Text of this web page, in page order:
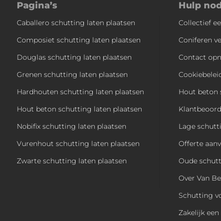
Pagina’s
Caballero schutting laten plaatsen
Composiet schutting laten plaatsen
Douglas schutting laten plaatsen
Grenen schutting laten plaatsen
Hardhouten schutting laten plaatsen
Hout beton schutting laten plaatsen
Nobifix schutting laten plaatsen
Vurenhout schutting laten plaatsen
Zwarte schutting laten plaatsen
Hulp
Collectief
Coniferen
Contact
Hout
Lage
Offerte
Oude
Over Van
Schutting
Zakelijk